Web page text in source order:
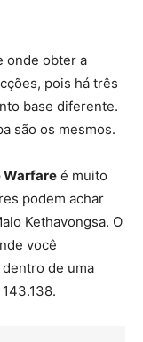
onde obter a
pois há três
base diferente.
são os mesmos.
Warfare é muito
podem achar
Kethavongsa. O
você
de uma